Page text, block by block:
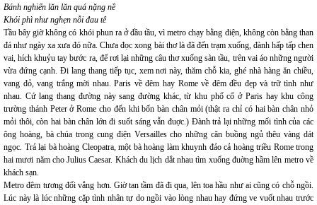
Bánh nghiến lăn lăn quá nặng nề
Khói phì như nghẹn nỗi đau tê
Tầu bây giờ không có khói phun ra ở đầu tầu, vì metro chạy bằng điện, không còn bằng than
đá như ngày xa xưa đó nữa. Chưa đọc xong bài thơ là đã đến trạm xuống, đành hấp tấp chen
vai, hích khuỷu tay bước ra, để rơi lại những câu thơ xuống sàn tầu, trên vai áo những người
vừa đứng cạnh. Đi lang thang tiếp tục, xem nơi này, thăm chỗ kia, ghé nhà hàng ăn chiều,
vang đỏ, vang trắng mời nhau. Paris về đêm hay Rome về đêm đều đẹp và trữ tình như
nhau. Cứ lang thang đường này sang đường khác, từ khu phố cổ ở Paris hay khu công
trường thánh Peter ở Rome cho đến khi bốn bàn chân mỏi (thật ra chỉ có hai bàn chân nhỏ
mỏi thôi, còn hai bàn chân lớn đi suốt sáng vẫn đuợc.) Đành trả lại những mối tình của các
ông hoàng, bà chúa trong cung điện Versailles cho những căn buồng ngủ thêu vàng dát
ngọc. Trả lại bà hoàng Cleopatra, một bà hoàng làm khuynh đảo cả hoàng triều Rome trong
hai mươi năm cho Julius Caesar. Khách du lịch dắt nhau tìm xuống đuờng hầm lên metro về
khách sạn.
Metro đêm tương đối vắng hơn. Giờ tan tầm đã đi qua, lên toa hầu như ai cũng có chỗ ngồi.
Lúc này là lúc những cặp tình nhân tự do ngồi vào lòng nhau hay đứng ve vuốt nhau trước